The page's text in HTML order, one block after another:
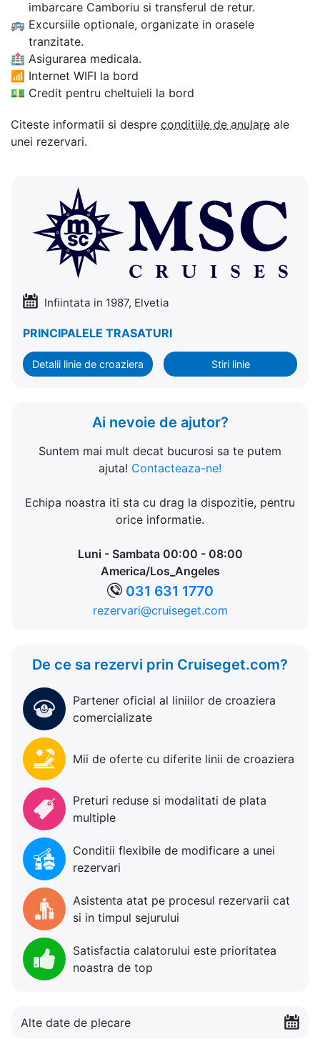
imbarcare Camboriu si transferul de retur.
🚌 Excursiile optionale, organizate in orasele
tranzitate.
🏥 Asigurarea medicala.
📶 Internet WIFI la bord
💵 Credit pentru cheltuieli la bord
Citeste informatii si despre conditiile de anulare ale
unei rezervari.
Infiintata in 1987, Elvetia
PRINCIPALELE TRASATURI
Detalii linie de croaziera Stiri linie
Ai nevoie de ajutor?
Suntem mai mult decat bucurosi sa te putem
ajuta! Contacteaza-ne!
Echipa noastra iti sta cu drag la dispozitie, pentru
orice informatie.
Luni - Sambata 00:00 - 08:00
America/Los_Angeles
031 631 1770
rezervari@cruiseget.com
De ce sa rezervi prin Cruiseget.com?
Partener oficial al liniilor de croaziera
comercializate
Mii de oferte cu diferite linii de croaziera
Preturi reduse si modalitati de plata
multiple
Conditii flexibile de modificare a unei
rezervari
Asistenta atat pe procesul rezervarii cat
si in timpul sejurului
Satisfactia calatorului este prioritatea
noastra de top
Alte date de plecare